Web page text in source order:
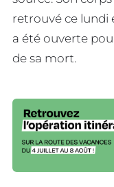
retrouvé ce lundi
a été ouverte
de sa mort.